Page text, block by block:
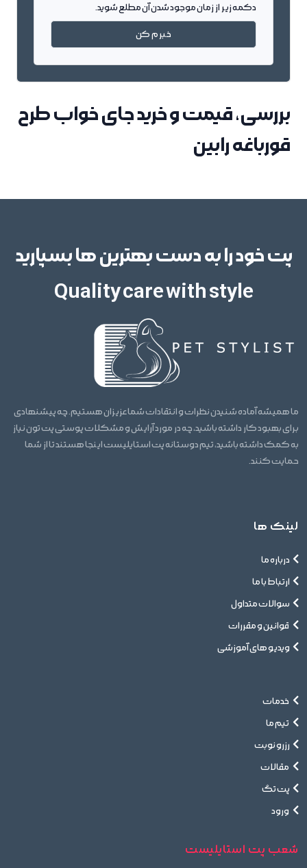
دکمه زیر از زمان موجود شدن آن مطلع شوید.
خبرم کن
بررسی، قیمت و خرید جای خواب طرح
قورباغه رابین
پت خود را به دست بهترین ها بسپارید
Quality care with style
ما همیشه آماده شنیدن نظرات و انتقادات شما عزیزان هستیم. چه پیشنهادی
برای بهبود کار داشته باشید، چه در مورد آرایش و مشکلات پوستی پت تون نیاز
به کمک داشته باشید، تیم دوستانه پت استایلیست اینجا هستند تا از شما
حمایت کنند.
لینک ها
درباره ما
ارتباط با ما
سوالات متداول
قوانین و مقررات
ویدیو های آموزشی
خدمات
تیم ما
رزرو نوبت
مقالات
پت تگ
ورود
شعب پت استایلیست